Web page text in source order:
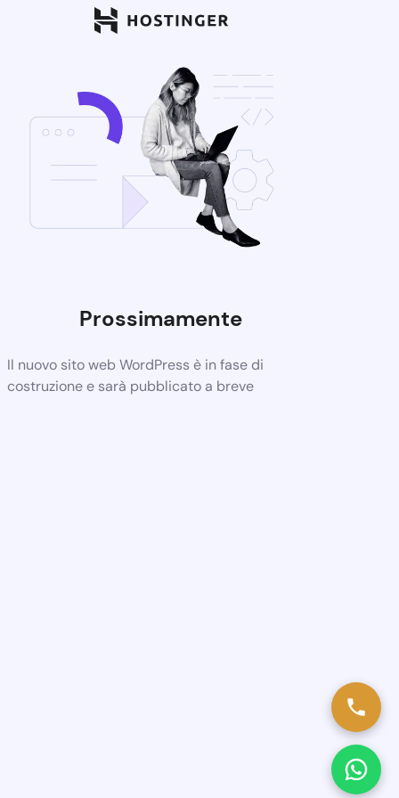
Prossimamente
Il nuovo sito web WordPress è in fase di
costruzione e sarà pubblicato a breve